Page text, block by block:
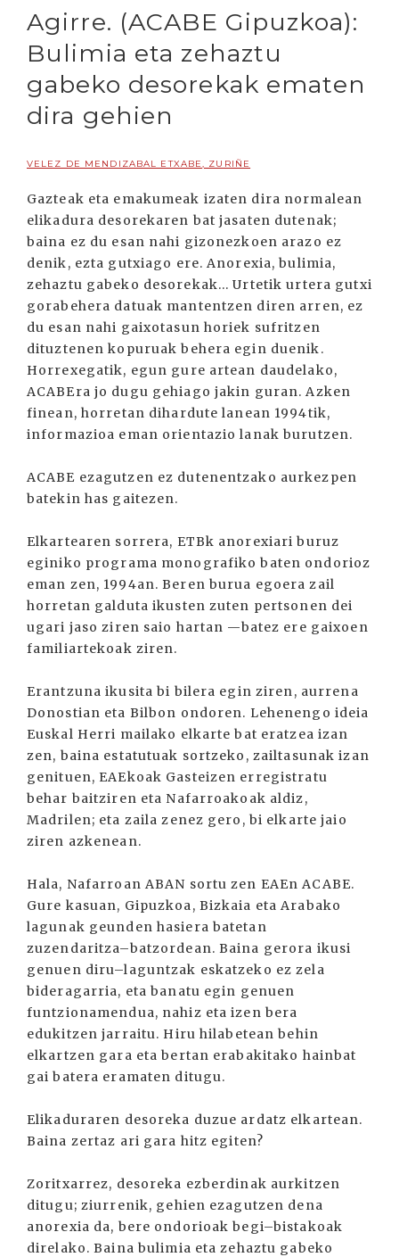
Agirre. (ACABE Gipuzkoa):
Bulimia eta zehaztu
gabeko desorekak ematen
dira gehien
VELEZ DE MENDIZABAL ETXABE, ZURIÑE
Gazteak eta emakumeak izaten dira normalean
elikadura desorekaren bat jasaten dutenak;
baina ez du esan nahi gizonezkoen arazo ez
denik, ezta gutxiago ere. Anorexia, bulimia,
zehaztu gabeko desorekak... Urtetik urtera gutxi
gorabehera datuak mantentzen diren arren, ez
du esan nahi gaixotasun horiek sufritzen
dituztenen kopuruak behera egin duenik.
Horrexegatik, egun gure artean daudelako,
ACABEra jo dugu gehiago jakin guran. Azken
finean, horretan dihardute lanean 1994tik,
informazioa eman orientazio lanak burutzen.
ACABE ezagutzen ez dutenentzako aurkezpen
batekin has gaitezen.
Elkartearen sorrera, ETBk anorexiari buruz
eginiko programa monografiko baten ondorioz
eman zen, 1994an. Beren burua egoera zail
horretan galduta ikusten zuten pertsonen dei
ugari jaso ziren saio hartan —batez ere gaixoen
familiartekoak ziren.
Erantzuna ikusita bi bilera egin ziren, aurrena
Donostian eta Bilbon ondoren. Lehenengo ideia
Euskal Herri mailako elkarte bat eratzea izan
zen, baina estatutuak sortzeko, zailtasunak izan
genituen, EAEkoak Gasteizen erregistratu
behar baitziren eta Nafarroakoak aldiz,
Madrilen; eta zaila zenez gero, bi elkarte jaio
ziren azkenean.
Hala, Nafarroan ABAN sortu zen EAEn ACABE.
Gure kasuan, Gipuzkoa, Bizkaia eta Arabako
lagunak geunden hasiera batetan
zuzendaritza–batzordean. Baina gerora ikusi
genuen diru–laguntzak eskatzeko ez zela
bideragarria, eta banatu egin genuen
funtzionamendua, nahiz eta izen bera
edukitzen jarraitu. Hiru hilabetean behin
elkartzen gara eta bertan erabakitako hainbat
gai batera eramaten ditugu.
Elikaduraren desoreka duzue ardatz elkartean.
Baina zertaz ari gara hitz egiten?
Zoritxarrez, desoreka ezberdinak aurkitzen
ditugu; ziurrenik, gehien ezagutzen dena
anorexia da, bere ondorioak begi–bistakoak
direlako. Baina bulimia eta zehaztu gabeko